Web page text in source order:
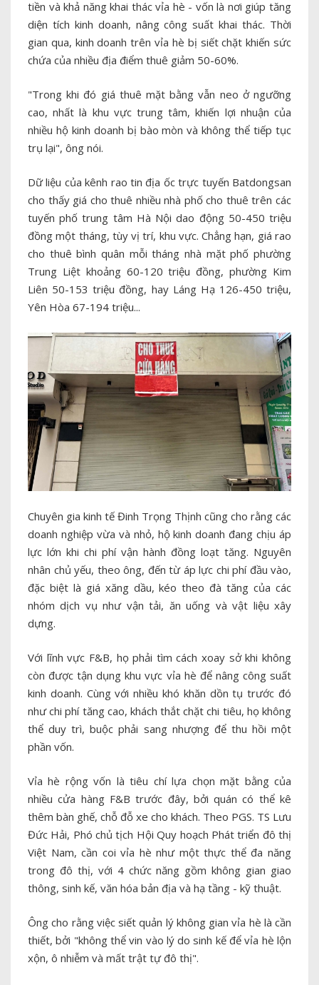
tiền và khả năng khai thác vỉa hè - vốn là nơi giúp tăng
diện tích kinh doanh, nâng công suất khai thác. Thời
gian qua, kinh doanh trên vỉa hè bị siết chặt khiến sức
chứa của nhiều địa điểm thuê giảm 50-60%.
"Trong khi đó giá thuê mặt bằng vẫn neo ở ngưỡng
cao, nhất là khu vực trung tâm, khiến lợi nhuận của
nhiều hộ kinh doanh bị bào mòn và không thể tiếp tục
trụ lại", ông nói.
Dữ liệu của kênh rao tin địa ốc trực tuyến Batdongsan
cho thấy giá cho thuê nhiều nhà phố cho thuê trên các
tuyến phố trung tâm Hà Nội dao động 50-450 triệu
đồng một tháng, tùy vị trí, khu vực. Chẳng hạn, giá rao
cho thuê bình quân mỗi tháng nhà mặt phố phường
Trung Liệt khoảng 60-120 triệu đồng, phường Kim
Liên 50-153 triệu đồng, hay Láng Hạ 126-450 triệu,
Yên Hòa 67-194 triệu...
Chuyên gia kinh tế Đinh Trọng Thịnh cũng cho rằng các
doanh nghiệp vừa và nhỏ, hộ kinh doanh đang chịu áp
lực lớn khi chi phí vận hành đồng loạt tăng. Nguyên
nhân chủ yếu, theo ông, đến từ áp lực chi phí đầu vào,
đặc biệt là giá xăng dầu, kéo theo đà tăng của các
nhóm dịch vụ như vận tải, ăn uống và vật liệu xây
dựng.
Với lĩnh vực F&B, họ phải tìm cách xoay sở khi không
còn được tận dụng khu vực vỉa hè để nâng công suất
kinh doanh. Cùng với nhiều khó khăn dồn tụ trước đó
như chi phí tăng cao, khách thắt chặt chi tiêu, họ không
thể duy trì, buộc phải sang nhượng để thu hồi một
phần vốn.
Vỉa hè rộng vốn là tiêu chí lựa chọn mặt bằng của
nhiều cửa hàng F&B trước đây, bởi quán có thể kê
thêm bàn ghế, chỗ đỗ xe cho khách. Theo PGS. TS Lưu
Đức Hải, Phó chủ tịch Hội Quy hoạch Phát triển đô thị
Việt Nam, cần coi vỉa hè như một thực thể đa năng
trong đô thị, với 4 chức năng gồm không gian giao
thông, sinh kế, văn hóa bản địa và hạ tầng - kỹ thuật.
Ông cho rằng việc siết quản lý không gian vỉa hè là cần
thiết, bởi "không thể vin vào lý do sinh kế để vỉa hè lộn
xộn, ô nhiễm và mất trật tự đô thị".